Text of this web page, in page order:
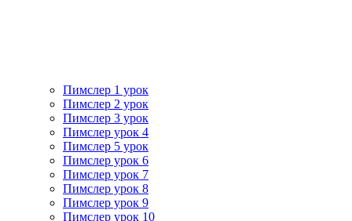
Пимслер 1 урок
Пимслер 2 урок
Пимслер 3 урок
Пимслер урок 4
Пимслер 5 урок
Пимслер урок 6
Пимслер урок 7
Пимслер урок 8
Пимслер урок 9
Пимслер урок 10